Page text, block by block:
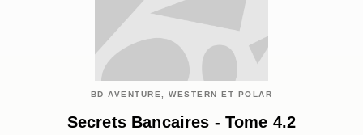
BD AVENTURE, WESTERN ET POLAR
Secrets Bancaires - Tome 4.2